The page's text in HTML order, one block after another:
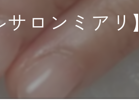
ロンミアリ】